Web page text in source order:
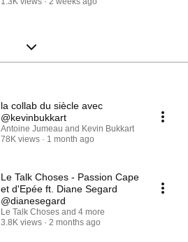
la collab du siècle avec
@kevinbukkart
Antoine Jumeau and Kevin Bukkart
78K views
1 month ago
Le Talk Choses - Passion Cape
et d'Epée ft. Diane Segard
@dianesegard
Le Talk Choses and 4 more
3.8K views
2 months ago